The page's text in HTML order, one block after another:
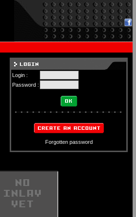
Login :
Password :
Forgotten password